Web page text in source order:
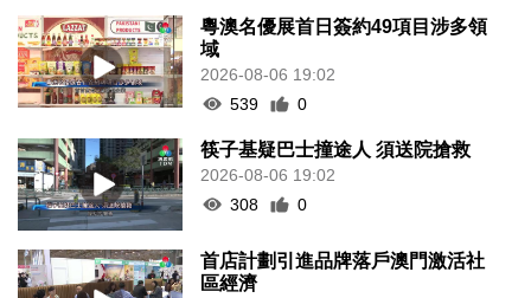
粵澳名優展首日簽約49項目涉多領
域
2026-08-06 19:02
539
0
筷子基疑巴士撞途人 須送院搶救
2026-08-06 19:02
308
0
首店計劃引進品牌落戶澳門激活社
區經濟